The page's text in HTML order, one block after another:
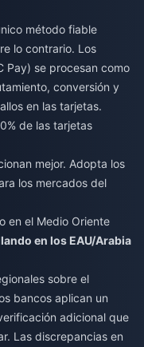
método fiable
lo contrario. Los
Pay) se procesan como
conversión y
en las tarjetas.
de las tarjetas
mejor. Adopta los
los mercados del
en el Medio Oriente
en los EAU/Arabia
sobre el
bancos aplican un
adicional que
Las discrepancias en